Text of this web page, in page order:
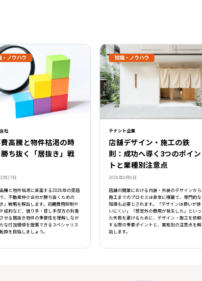
社
高騰と物件枯渇の時
ち抜く「居抜き」戦
月27日
騰と物件枯渇に直面する2026年の貸店
、不動産仲介会社が勝ち抜くための
き」戦略を解説します。初期費用抑制や
成約など、借り手・貸し手双方の利害
せる居抜き物件の重要性を理解しなが
な付加価値を提案できるスペシャリス
換を目指しましょう。
・ノウハウ
テナント企業
店舗デザイン・施工の鉄
則：成功へ導く3つのポイン
トと業種別注意点
2026年3月6日
店舗の開業における内装・外装のデザインから
施工までのプロセスは非常に複雑で、専門的な
知識も必要とされます。「デザインは良いが使
いにくい」「想定外の費用が発生した」といっ
た失敗を避けるために、デザイン・施工を依頼
する際の重要ポイントと、業態別の注意点を解
説します。
知識・ノウハウ